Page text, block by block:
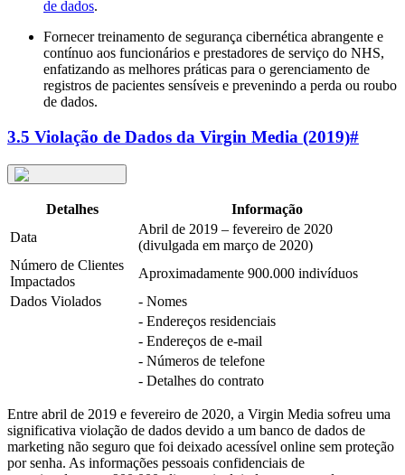
de dados.
Fornecer treinamento de segurança cibernética abrangente e
contínuo aos funcionários e prestadores de serviço do NHS,
enfatizando as melhores práticas para o gerenciamento de
registros de pacientes sensíveis e prevenindo a perda ou roubo
de dados.
3.5 Violação de Dados da Virgin Media (2019)#
Detalhes
Informação
Data
Abril de 2019 – fevereiro de 2020
(divulgada em março de 2020)
Número de Clientes
Impactados
Aproximadamente 900.000 indivíduos
Dados Violados
- Nomes
- Endereços residenciais
- Endereços de e-mail
- Números de telefone
- Detalhes do contrato
Entre abril de 2019 e fevereiro de 2020, a Virgin Media sofreu uma
significativa violação de dados devido a um banco de dados de
marketing não seguro que foi deixado acessível online sem proteção
por senha. As informações pessoais confidenciais de